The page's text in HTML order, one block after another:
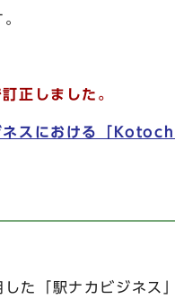
正しました。
ネスにおける
「
「駅ナカビジネス